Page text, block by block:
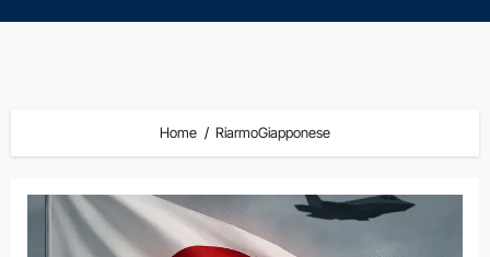
Home RiarmoGiapponese